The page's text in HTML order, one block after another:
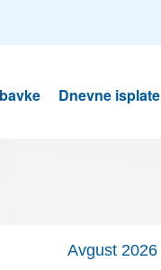
Dnevne isplate
Avgust 2026